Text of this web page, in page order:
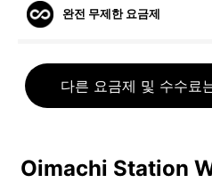
완전 무제한 요금제
다른 요금제 및 수수료
Oimachi Station